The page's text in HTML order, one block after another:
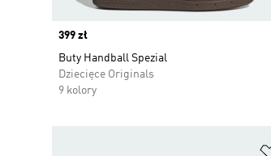
Price
399 zł
Buty Handball Spezial
Dziecięce Originals
9 kolory